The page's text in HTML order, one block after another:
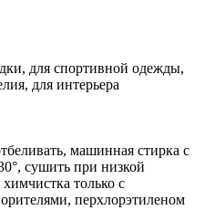
для спортивной одежды,
для интерьера
машинная стирка с
сушить при низкой
только с
перхлорэтиленом